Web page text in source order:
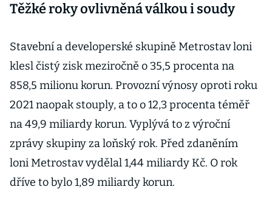
kámen, musí
těžařům
Těžké roky ovlivněná válkou i soudy
Stavební a developerské skupině Metrostav loni
klesl čistý zisk meziročně o 35,5 procenta na
858,5 milionu korun. Provozní výnosy oproti roku
2021 naopak stouply, a to o 12,3 procenta téměř
na 49,9 miliardy korun. Vyplývá to z výroční
zprávy skupiny za loňský rok. Před zdaněním
loni Metrostav vydělal 1,44 miliardy Kč. O rok
dříve to bylo 1,89 miliardy korun.